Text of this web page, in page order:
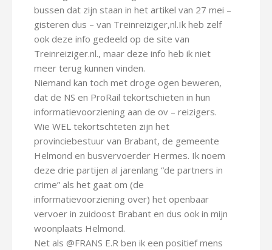
bussen dat zijn staan in het artikel van 27 mei –
gisteren dus – van Treinreiziger,nl.Ik heb zelf
ook deze info gedeeld op de site van
Treinreiziger.nl., maar deze info heb ik niet
meer terug kunnen vinden.
Niemand kan toch met droge ogen beweren,
dat de NS en ProRail tekortschieten in hun
informatievoorziening aan de ov – reizigers.
Wie WEL tekortschteten zijn het
provinciebestuur van Brabant, de gemeente
Helmond en busvervoerder Hermes. Ik noem
deze drie partijen al jarenlang “de partners in
crime” als het gaat om (de
informatievoorziening over) het openbaar
vervoer in zuidoost Brabant en dus ook in mijn
woonplaats Helmond.
Net als @FRANS E.R ben ik een positief mens